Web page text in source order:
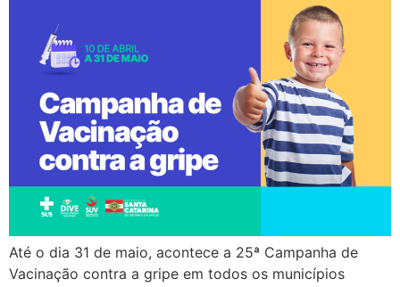
Até o dia 31 de maio, acontece a 25ª Campanha de
Vacinação contra a gripe em todos os municípios